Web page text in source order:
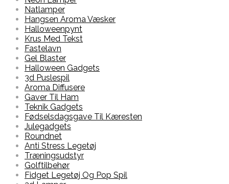
Natlamper
Hangsen Aroma Væsker
Halloweenpynt
Krus Med Tekst
Fastelavn
Gel Blaster
Halloween Gadgets
3d Puslespil
Aroma Diffusere
Gaver Til Ham
Teknik Gadgets
Fødselsdagsgave Til Kæresten
Julegadgets
Roundnet
Anti Stress Legetøj
Træningsudstyr
Golftilbehør
Fidget Legetøj Og Pop Spil